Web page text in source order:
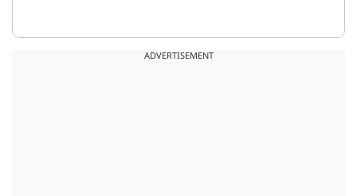
ADVERTISEMENT